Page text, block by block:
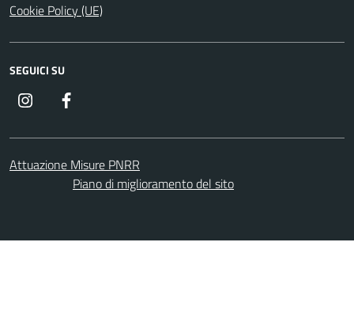
Cookie Policy (UE)
SEGUICI SU
Instagram
Attuazione Misure PNRR
Piano di miglioramento del sito